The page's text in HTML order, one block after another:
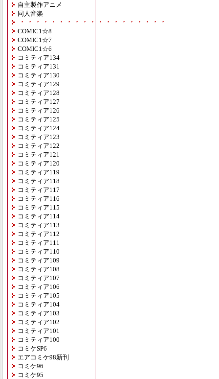
自主製作アニメ
同人音楽
・・・・・・・・・・・・・・・・・・・
COMIC1☆8
COMIC1☆7
COMIC1☆6
コミティア134
コミティア131
コミティア130
コミティア129
コミティア128
コミティア127
コミティア126
コミティア125
コミティア124
コミティア123
コミティア122
コミティア121
コミティア120
コミティア119
コミティア118
コミティア117
コミティア116
コミティア115
コミティア114
コミティア113
コミティア112
コミティア111
コミティア110
コミティア109
コミティア108
コミティア107
コミティア106
コミティア105
コミティア104
コミティア103
コミティア102
コミティア101
コミティア100
コミケSP6
エアコミケ98新刊
コミケ96
コミケ95